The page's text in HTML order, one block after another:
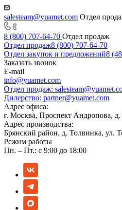
salesteam@yuamet.com Отдел
8 (800) 707-64-70 Отдел продаж
Отдел продаж8 (800) 707-64-70
Отдел закупок и предложений8
Заказать звонок
E-mail
info@yuamet.com
Отдел продаж:
Дилерство: partner@yuamet.com
Адрес офиса:
г. Москва, Проспект Андропова, д.
Адрес производства:
Брянский район, д. Толвинка, ул.
Режим работы
Пн. – Пт.: с 9:00 до 18:00